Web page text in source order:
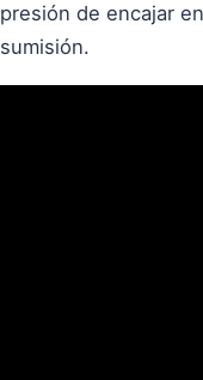
presión de encajar
sumisión.